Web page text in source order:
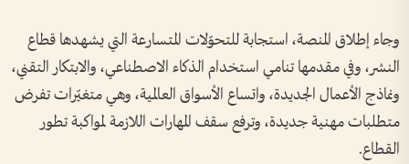
وجاء إطلاق المنصة، استجابة للتحوّلات المتسارعة التي يشهدها قطاع
النشر، وفي مقدمها تنامي استخدام الذكاء الاصطناعي، والابتكار التقني،
ونماذج الأعمال الجديدة، واتساع الأسواق العالمية، وهي متغيّرات تفرض
متطلبات مهنية جديدة، وترفع سقف المهارات اللازمة لمواكبة تطور
القطاع.